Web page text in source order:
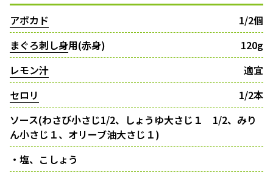
アボカド
1/2個
まぐろ刺し身用(赤身)
120g
レモン汁
適宜
セロリ
1/2本
ソース(わさび小さじ1/2、しょうゆ大さじ１ 1/2、みり
ん小さじ１、オリーブ油大さじ１)
・塩、こしょう